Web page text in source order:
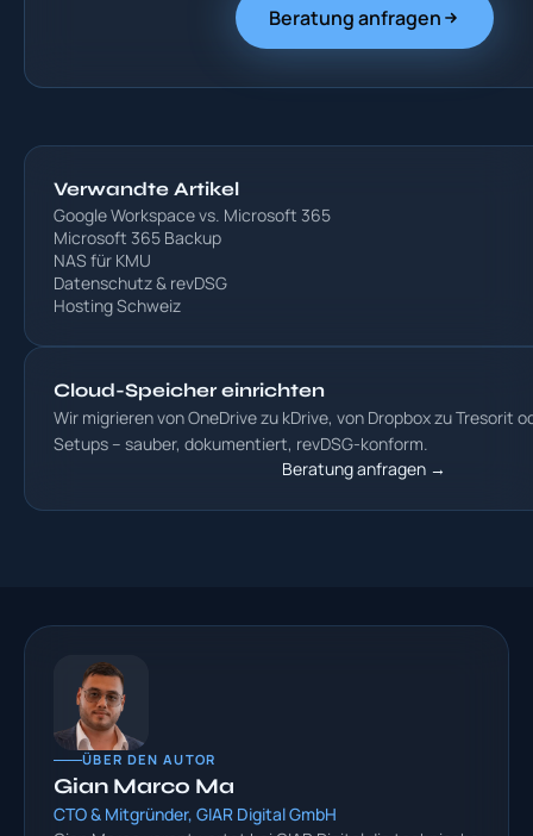
Beratung anfragen
Verwandte Artikel
Google Workspace vs. Microsoft 365
Microsoft 365 Backup
NAS für KMU
Datenschutz & revDSG
Hosting Schweiz
Cloud-Speicher einrichten
Wir migrieren von OneDrive zu kDrive, von Dropbox zu Tresorit
Setups – sauber, dokumentiert, revDSG-konform.
Beratung anfragen →
ÜBER DEN AUTOR
Gian Marco Ma
CTO & Mitgründer, GIAR Digital GmbH